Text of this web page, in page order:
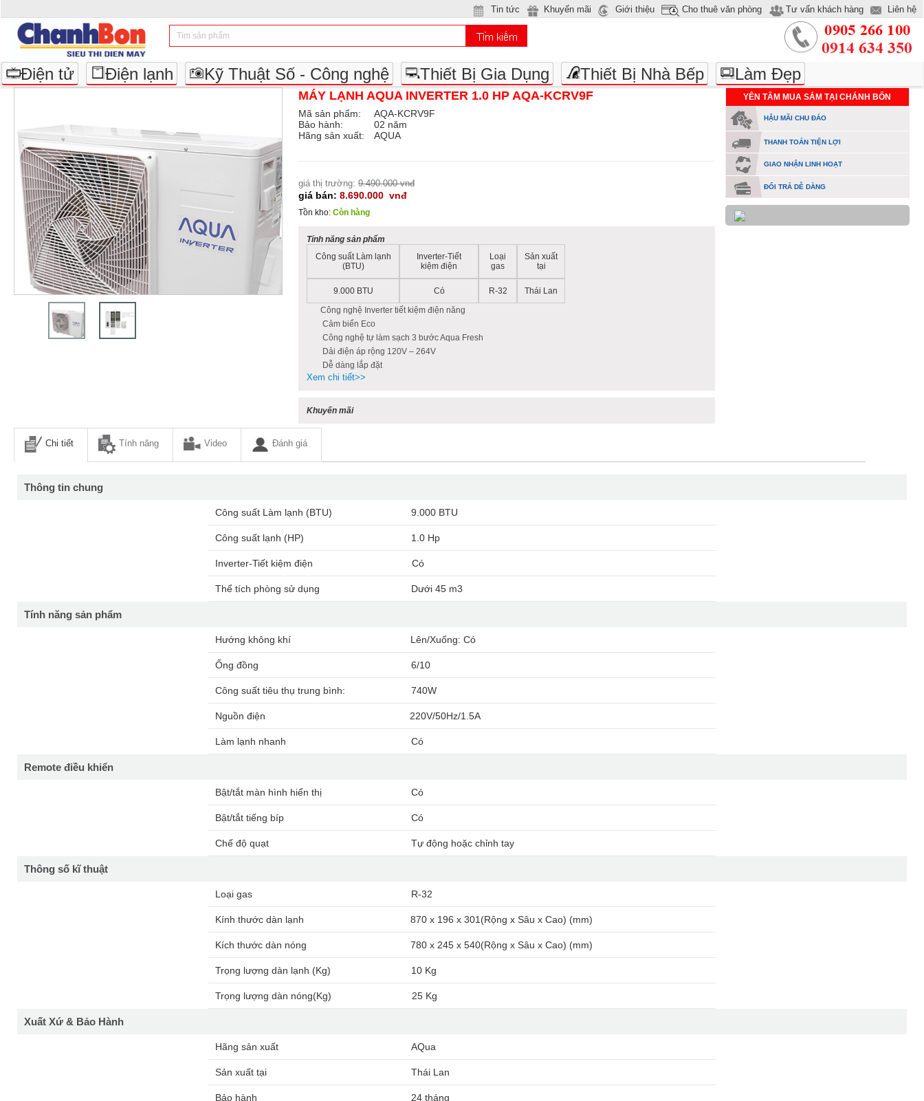
Liên hệ
Tin tức Khuyến mãi Giới thiệu Cho thuê văn phòng Tư vấn khách hàng
Điện tử Điện lạnh Kỹ Thuật Số - Công nghệ Thiết Bị Gia Dụng Thiết Bị Nhà Bếp Làm Đẹp
MÁY LẠNH AQUA INVERTER 1.0 HP AQA-KCRV9F
Mã sản phẩm:
AQA-KCRV9F
Bảo hành:
02 năm
Hãng sản xuất:
AQUA
giá thị trường: 9.490.000 vnđ
giá bán: 8.690.000 vnđ
Tồn kho: Còn hàng
Tính năng sản phẩm
Công suất Làm lạnh
(BTU)
Inverter-Tiết
kiệm điện
Loại
gas
Sản xuất
tại
9.000 BTU Có R-32
Thái Lan
Công nghệ Inverter tiết kiệm điện năng
Cảm biến Eco
Công nghệ tự làm sạch 3 bước Aqua Fresh
Dải điện áp rộng 120V – 264V
Dễ dàng lắp đặt
Xem chi tiết>>
Khuyến mãi
YÊN TÂM MUA SẮM TẠI CHÁNH BỔN
HẬU MÃI CHU ĐÁO
THANH TOÁN TIỆN LỢI
GIAO NHẬN LINH HOẠT
ĐỔI TRẢ DỄ DÀNG
Chi tiết Tính năng Video Đánh giá
Thông tin chung
Công suất Làm lạnh (BTU) 9.000 BTU
Công suất lạnh (HP) 1.0 Hp
Inverter-Tiết kiệm điện Có
Thể tích phòng sử dụng Dưới 45 m3
Tính năng sản phẩm
Hướng không khí Lên/Xuống: Có
Ống đồng 6/10
Công suất tiêu thụ trung bình: 740W
Nguồn điện 220V/50Hz/1.5A
Làm lạnh nhanh Có
Remote điều khiển
Bật/tắt màn hình hiển thị Có
Bật/tắt tiếng bíp Có
Chế độ quạt Tự động hoặc chỉnh tay
Thông số kĩ thuật
Loại gas R-32
Kính thước dàn lạnh 870 x 196 x 301(Rộng x Sâu x Cao) (mm)
Kích thước dàn nóng 780 x 245 x 540(Rộng x Sâu x Cao) (mm)
Trọng lượng dàn lạnh (Kg) 10 Kg
Trọng lượng dàn nóng(Kg) 25 Kg
Xuất Xứ & Bảo Hành
Hãng sản xuất AQua
Sản xuất tại Thái Lan
Bảo hành 24 tháng